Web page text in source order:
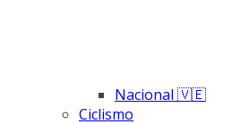
Nacional 🇻🇪
Ciclismo